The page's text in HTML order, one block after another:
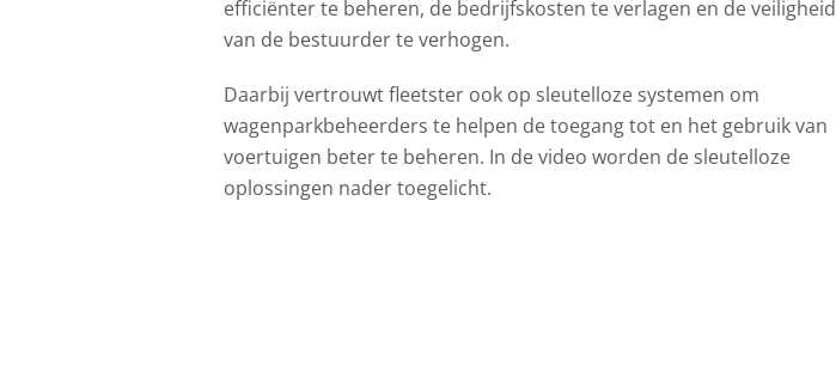
efficiënter te beheren, de bedrijfskosten te verlagen en de veiligheid
van de bestuurder te verhogen.
Daarbij vertrouwt fleetster ook op sleutelloze systemen om
wagenparkbeheerders te helpen de toegang tot en het gebruik van
voertuigen beter te beheren. In de video worden de sleutelloze
oplossingen nader toegelicht.